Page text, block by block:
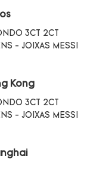
Kong